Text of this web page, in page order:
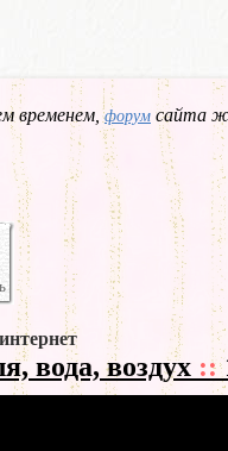
временем,форум сайта
вода, воздух ::